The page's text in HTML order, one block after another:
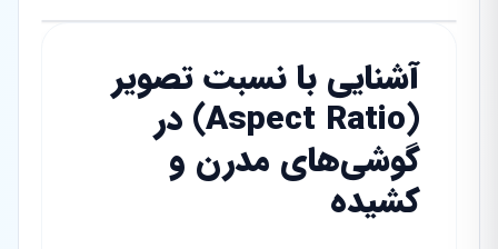
آشنایی با نسبت تصویر
(Aspect Ratio) در
گوشی‌های مدرن و
کشیده